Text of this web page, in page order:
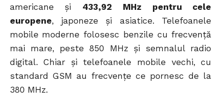
americane și 433,92 MHz pentru cele
europene, japoneze și asiatice. Telefoanele
mobile moderne folosesc benzile cu frecvență
mai mare, peste 850 MHz și semnalul radio
digital. Chiar și telefoanele mobile vechi, cu
standard GSM au frecvențe ce pornesc de la
380 MHz.